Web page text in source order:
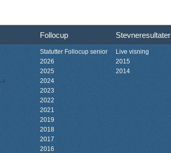
Follocup Stevneresultater
Statutter Follocup senior
2026
2025
2024
2023
2022
2021
2019
2018
2017
2016
Live visning
2015
2014